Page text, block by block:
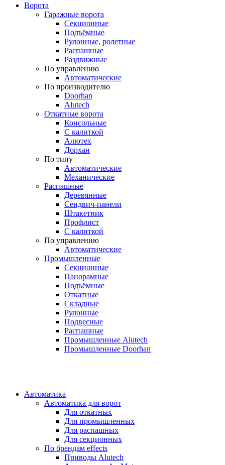
Ворота
Гаражные ворота
Секционные
Подъёмные
Рулонные, ролетные
Распашные
Раздвижные
По управлению
Автоматические
По производителю
Doorhan
Alutech
Откатные ворота
Консольные
С калиткой
Алютех
Дорхан
По типу
Автоматические
Механические
Распашные
Деревянные
Сендвич-панели
Штакетник
Профлист
С калиткой
По управлению
Автоматические
Промышленные
Секционные
Панорамные
Подъёмные
Откатные
Складные
Рулонные
Подвесные
Распашные
Промышленные Alutech
Промышленные Doorhan
Автоматика
Автоматика для ворот
Для откатных
Для промышленных
Для распашных
Для секционных
По брендам effects
Приводы Alutech